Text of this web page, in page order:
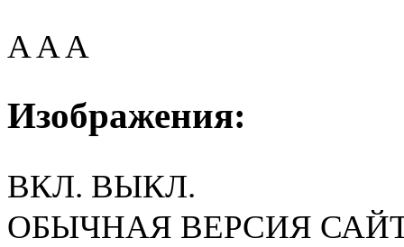
AAA
Изображения:
ВКЛ. ВЫКЛ.
ОБЫЧНАЯ ВЕРСИЯ